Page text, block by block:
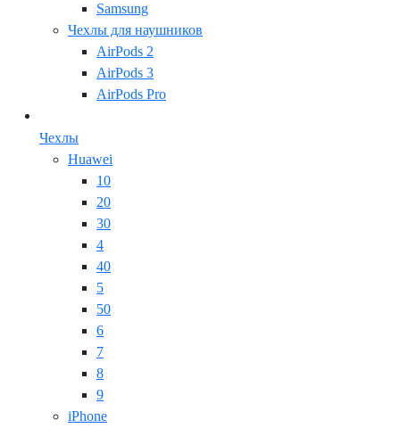
Samsung
Чехлы для наушников
AirPods 2
AirPods 3
AirPods Pro
Чехлы
Huawei
10
20
30
4
40
5
50
6
7
8
9
iPhone